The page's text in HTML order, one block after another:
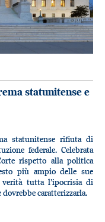
statunitense e
statunitense rifiuta di
federale. Celebrata
rispetto alla politica
più ampio delle sue
tutta l’ipocrisia di
caratterizzarla.